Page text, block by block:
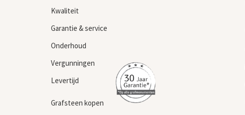
Kwaliteit
Garantie & service
Onderhoud
Vergunningen
Levertijd
Grafsteen kopen